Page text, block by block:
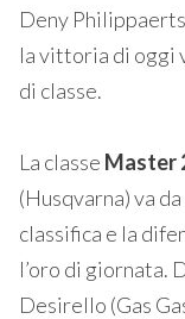
Deny
la vittoria di oggi
di classe.
La classe Master
(Husqvarna) va
classifica e la
l’oro di giornata.
Desirello (Gas